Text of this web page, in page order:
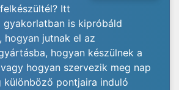
Itt
gyakorlatban is kipróbáld
hogyan jutnak el az
hogyan készülnek a
hogyan szervezik meg nap
különböző pontjaira induló